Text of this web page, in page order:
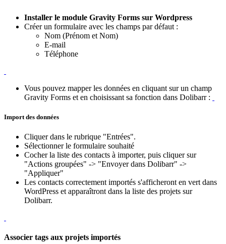
Installer le module Gravity Forms sur Wordpress
Créer un formulaire avec les champs par défaut :
Nom (Prénom et Nom)
E-mail
Téléphone
Vous pouvez mapper les données en cliquant sur un champ
Gravity Forms et en choisissant sa fonction dans Dolibarr :
Import des données
Cliquer dans le rubrique "Entrées".
Sélectionner le formulaire souhaité
Cocher la liste des contacts à importer, puis cliquer sur
"Actions groupées" -> "Envoyer dans Dolibarr" ->
"Appliquer"
Les contacts correctement importés s'afficheront en vert dans
WordPress et apparaîtront dans la liste des projets sur
Dolibarr.
Associer tags aux projets importés